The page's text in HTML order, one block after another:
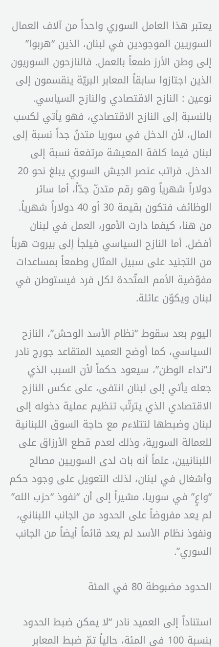
يعتبر هذا العامل السوري واحداً من آلاف العمال
السوريين الموجودين في لبنان، الذين “هربوا”
إلى وطن الأرز طمعاً بالعمل. فالنازحون السوريون
الذين اجتازوا سابقاً المعابر البريّة ينقسمون إلى
نوعين : النازح الاقتصادي والنازح السياسي.
بالنسبة إلى النازح الاقتصادي، فهو يأتي لكسب
المال، لأن الدخل في سوريا متدنّ جداً نسبة إلى
لبنان فيما كلفة المعيشة مرتفعة نسبة إلى
الدخل. فراتب عنصر الجيش السوري يبلغ نحو 20
دولاراً شهرياً وهو رقم متدنّ جدّاً، أما سائر
الوظائف فتكون بقيمة 30 أو 40 دولاراً شهرياً.
من هنا، كيفما دارت الأمور، العمل في لبنان
أفضل. أما النازح السياسي فيلجأ إلى بيروت هرباً
من التجنيد على سبيل المثال وطمعاً بمساعدات
مفوّضية الأمم المتّحدة لكل فرد فيستوطن في
لبنان ويكوّن عائلة.
اليوم بعد سقوط “نظام الأسد الوحش”، النازح
السياسي، كما أوضح العميد المتقاعد جورج نادر
لـ”نداء الوطن”، سيعود حكماً لأن السبب الذي
جعله يأتي إلى لبنان انتفى، على عكس النازح
الاقتصادي الذي يترتّب تنظيم عملية دخوله إلى
لبنان وضبطها لتتلاءم مع حاجة السوق اللبنانية
للعمالة السورية، وذلك لعدم قطع الأرزاق على
اللبنانيين، علماً أنه بات لدى السوريين مصالح
وأشغال في لبنان، لذلك التعويل على وجود حكم
“واعٍ” في سوريا، مشيراً إلى أن “نفوذ “حزب الله”
لم يعد مفروضاً على الحدود من الجانب اللبناني،
ونفوذ نظام الأسد لم يعد قائماً أيضاً من الجانب
السوري”.
الحدود مضبوطة 80 في المئة
استناداً إلى العميد نادر “لا يمكن ضبط الحدود
بنسبة 100 في المئة، حالياً تمّ ضبط المعابر